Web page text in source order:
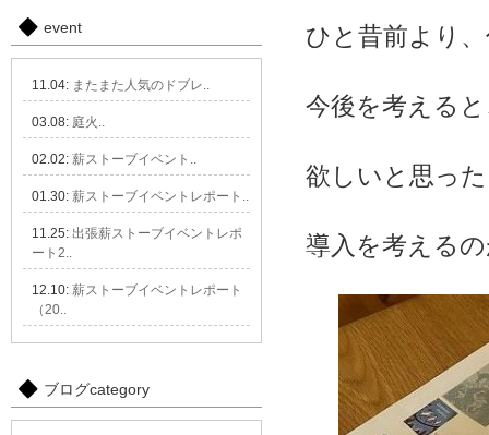
ひと昔前より
今後を考える
欲しいと思っ
導入を考える
event
11.04: またまた人気のドブレ..
03.08: 庭火..
02.02: 薪ストーブイベント..
01.30: 薪ストーブイベントレポート..
11.25: 出張薪ストーブイベントレポ
ート2..
12.10: 薪ストーブイベントレポート
（20..
ブログcategory